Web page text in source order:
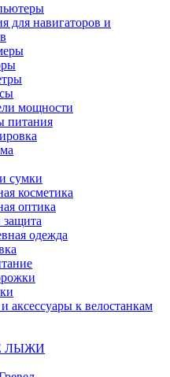
для навигаторов и
мощности
питания
сумки
косметика
оптика
одежда
аксессуары к велостанкам
ЛЫЖИ